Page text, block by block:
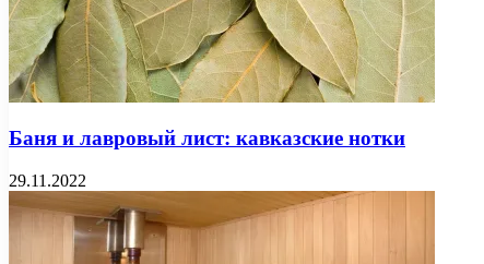
Баня и лавровый лист: кавказские нотки
29.11.2022